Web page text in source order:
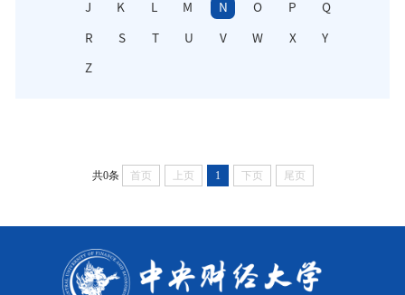
J K M N O P Q
R S T U V W X Y
Z
共0条 首页 上页 1 下页 尾页